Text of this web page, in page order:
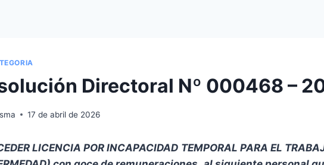
Directoral Nº 000468 –
17 de abril de 2026
LICENCIA POR INCAPACIDAD TEMPORAL PARA EL